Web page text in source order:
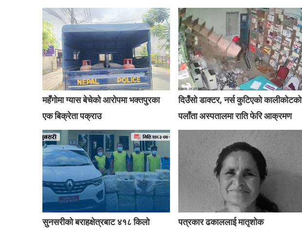
महँगोमा ग्यास बेचेको आरोपमा भक्तपुरका
एक बिक्रेता पक्राउ
दिउँसो डाक्टर, नर्स कुटिएको कालीकोटको
पलाँता अस्पतालमा राति फेरि आक्रमण
सुनसरीको बराहक्षेत्रबाट ४१८ किलो
पत्रकार ढकाललाई मातृशोक